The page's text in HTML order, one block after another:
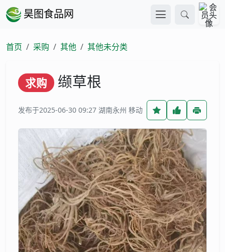
昊图食品网
首页 采购 其他 其他未分类
求购 缬草根
发布于2025-06-30 09:27 湖南永州 移动